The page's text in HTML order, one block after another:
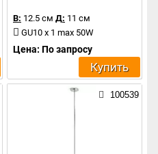
В: 12.5 см Д: 11 см
GU10 x 1 max 50W
Цена: По запросу
Купить
100539